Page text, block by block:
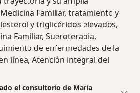
Familiar, tratamiento y
y triglicéridos elevados,
Familiar, Sueroterapia,
de enfermedades de la
línea, Atención integral del
el consultorio de Maria